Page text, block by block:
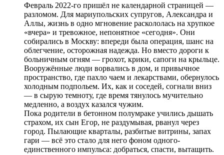
Февраль 2022-го пришёл не календарной страницей —
разломом. Для мариупольских супругов, Александра и
Аллы, жизнь в одно мгновение раскололась на хрупкое
«вчера» и тревожное, непонятное «сегодня». Они
собирались в Москву: впереди была операция, шанс на
облегчение, осторожная надежда. Но вместо дороги к
больничным огням — грохот, крики, сапоги на крыльце.
Вооружённые люди ворвались в дом, и привычное
пространство, где пахло чаем и лекарствами, обернулось
холодным подпольем. Их, как и соседей, согнали вниз
— в сырую темноту, где время тянулось мучительно
медленно, а воздух казался чужим.
Пока родители в бетонном полумраке учились дышать
страхом, их сын Егор, не раздумывая, рванул через
город. Пылающие кварталы, разбитые витрины, запах
гари — всё это стало для него фоном одного-
единственного импульса: добраться, спасти, вытащить.